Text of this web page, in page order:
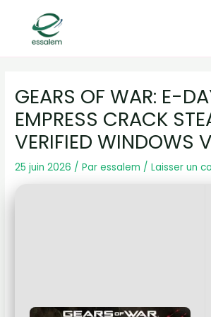
contenu
GEARS OF WAR: E-
EMPRESS CRACK
VERIFIED WINDOWS
25 juin 2026 / Paressalem /Laisser un
articles